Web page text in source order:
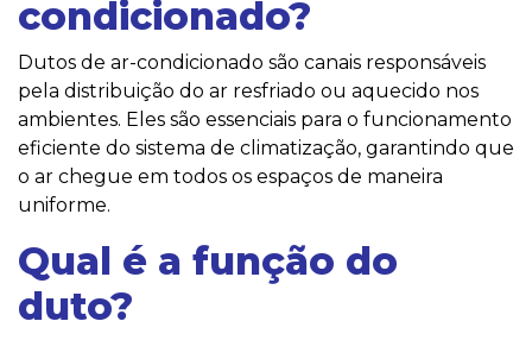
condicionado?
Dutos de ar-condicionado são canais responsáveis
pela distribuição do ar resfriado ou aquecido nos
ambientes. Eles são essenciais para o funcionamento
eficiente do sistema de climatização, garantindo que
o ar chegue em todos os espaços de maneira
uniforme.
Qual é a função do
duto?